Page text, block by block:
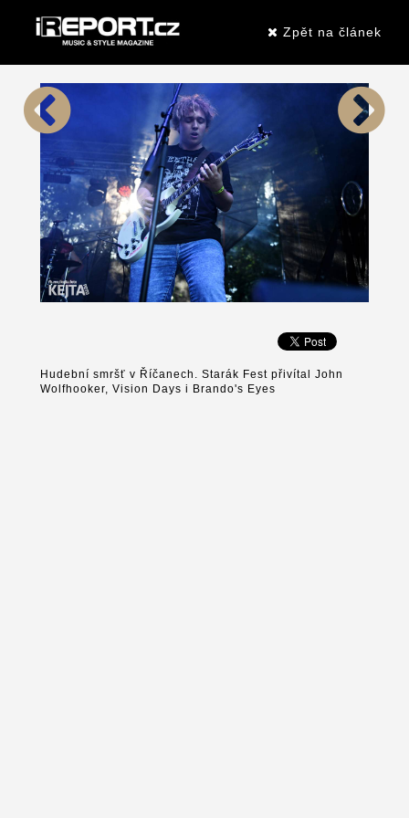
Zpět na článek
Hudební smršť v Říčanech. Starák Fest přivítal John
Wolfhooker, Vision Days i Brando's Eyes